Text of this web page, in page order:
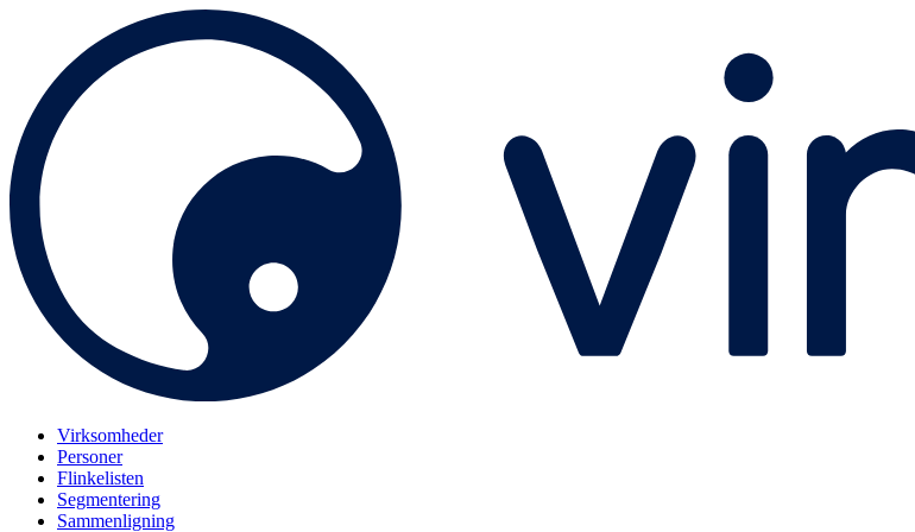
Virksomheder
Personer
Flinkelisten
Segmentering
Sammenligning